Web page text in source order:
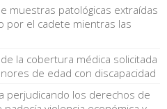
muestras patológicas extraídas
por el cadete mientras las
la cobertura médica solicitada
de edad con discapacidad
perjudicando los derechos de